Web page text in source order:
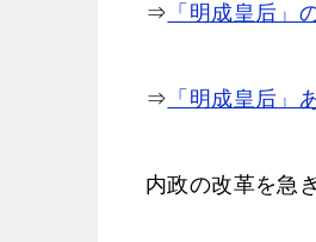
⇒ 「明成皇后」
⇒ 「明成皇后」
内政の改革を急